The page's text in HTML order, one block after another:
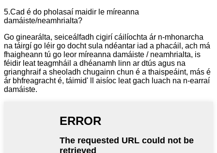
5.Cad é do pholasaí maidir le míreanna
damáiste/neamhrialta?
Go ginearálta, seiceálfadh cigirí cáilíochta ár n-mhonarcha
na táirgí go léir go docht sula ndéantar iad a phacáil, ach má
fhaigheann tú go leor míreanna damáiste / neamhrialta, is
féidir leat teagmháil a dhéanamh linn ar dtús agus na
grianghraif a sheoladh chugainn chun é a thaispeáint, más é
ár bhfreagracht é, táimid' ll aisíoc leat gach luach na n-earraí
damáiste.